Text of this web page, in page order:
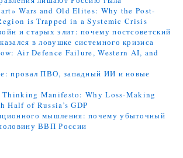
Wars and Old Elites: Why the Post-
is Trapped in a Systemic Crisis
и старых элит: почему постсоветский
в ловушке системного кризиса
Air Defence Failure, Western AI, and
провал ПВО, западный ИИ и новые
Manifesto: Why Loss-Making
Half of Russia’s GDP
мышления: почему убыточный
ВВП России